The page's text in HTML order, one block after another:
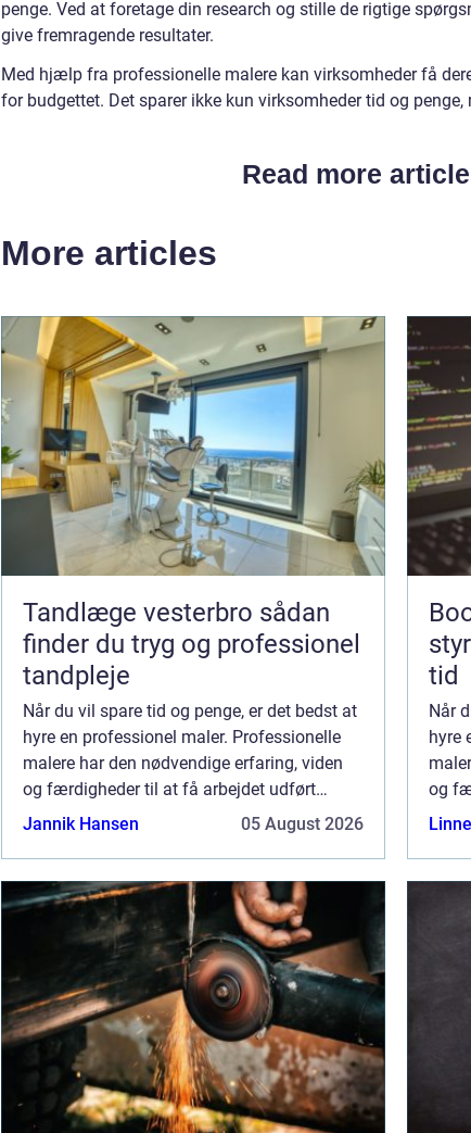
penge. Ved at foretage din research og stille de rigtige
give fremragende resultater.
Med hjælp fra professionelle malere kan virksomheder få
for budgettet. Det sparer ikke kun virksomheder tid og
Read more
More articles
Tandlæge vesterbro sådan
finder du tryg og professionel
tandpleje
Når du vil spare tid og penge, er det bedst at
hyre en professionel maler. Professionelle
malere har den nødvendige erfaring, viden
og færdigheder til at få arbejdet udført
hurtigt og effektivt. Ikke alene kan de spare
Jannik Hansen 05 August 2026
tid
Når
hyre
og